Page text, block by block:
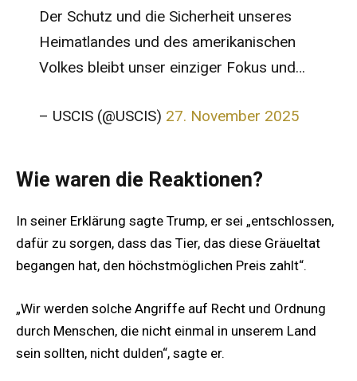
Der Schutz und die Sicherheit unseres
Heimatlandes und des amerikanischen
Volkes bleibt unser einziger Fokus und…
– USCIS (@USCIS) 27. November 2025
Wie waren die Reaktionen?
In seiner Erklärung sagte Trump, er sei „entschlossen,
dafür zu sorgen, dass das Tier, das diese Gräueltat
begangen hat, den höchstmöglichen Preis zahlt“.
„Wir werden solche Angriffe auf Recht und Ordnung
durch Menschen, die nicht einmal in unserem Land
sein sollten, nicht dulden“, sagte er.